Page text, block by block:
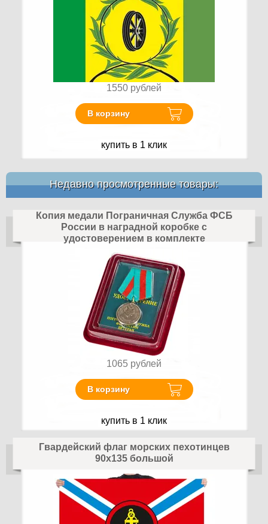
1550 рублей
В корзину
купить в 1 клик
Недавно просмотренные товары:
Копия медали Пограничная Служба ФСБ
России в наградной коробке с
удостоверением в комплекте
1065 рублей
В корзину
купить в 1 клик
Гвардейский флаг морских пехотинцев
90х135 большой